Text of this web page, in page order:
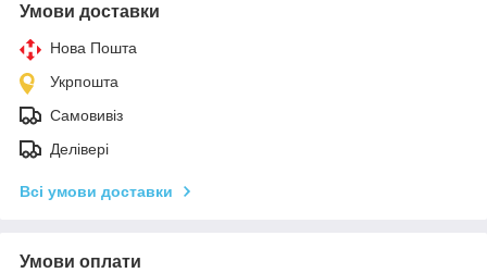
Умови доставки
Нова Пошта
Укрпошта
Самовивіз
Делівері
Всі умови доставки
Умови оплати